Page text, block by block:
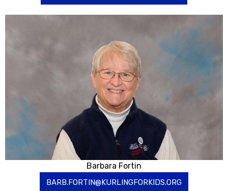
Barbara Fortin
BARB.FORTIN@KURLINGFORKIDS.ORG